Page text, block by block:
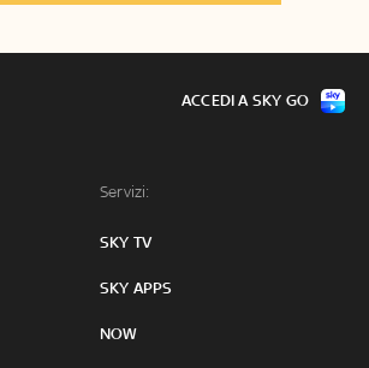
Servizi:
SKY TV
SKY APPS
NOW
ACCEDI A SKY GO